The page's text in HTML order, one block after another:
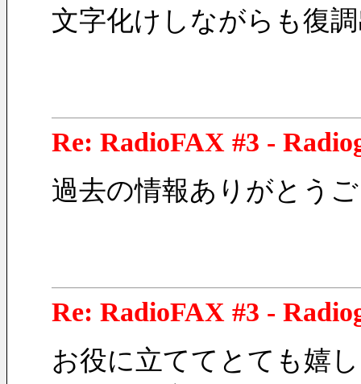
文字化けしながらも復
Re: RadioFAX #3 -
過去の情報ありがとう
Re: RadioFAX #3 -
お役に立ててとても嬉